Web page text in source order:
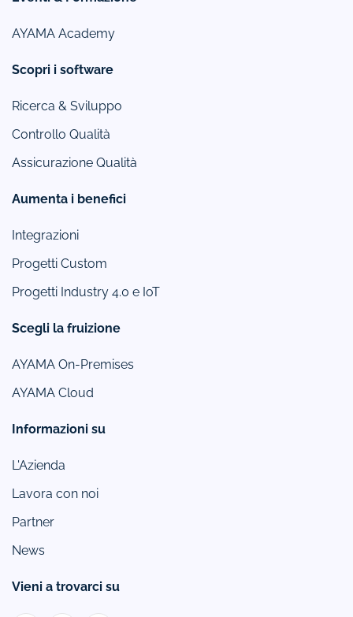
AYAMA Academy
Scopri i software
Ricerca & Sviluppo
Controllo Qualità
Assicurazione Qualità
Aumenta i benefici
Integrazioni
Progetti Custom
Progetti Industry 4.0 e IoT
Scegli la fruizione
AYAMA On-Premises
AYAMA Cloud
Informazioni su
L'Azienda
Lavora con noi
Partner
News
Vieni a trovarci su